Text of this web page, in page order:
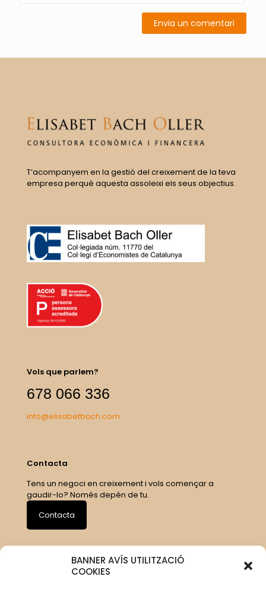
BANNER AVÍS UTILITZACIÓ
COOKIES
T’acompanyem en la gestió del creixement de la teva
empresa perquè aquesta assoleixi els seus objectius.
Vols que parlem?
678 066 336
info@elisabetbach.com
Contacta
Tens un negoci en creixement i vols començar a
gaudir-lo? Només depèn de tu.
Contacta